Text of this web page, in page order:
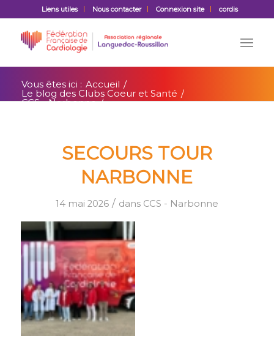
Liens utiles Nous contacter Connexion site cordis
Vous êtes ici : Accueil /
Le blog des Clubs Coeur et Santé /
CCS - Narbonne /
SECOURS TOUR
NARBONNE
14 mai 2026 / dans CCS - Narbonne